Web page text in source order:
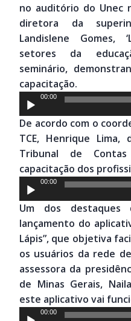
no auditório do Unec
diretora da
Landislene Gomes,
setores da
seminário,
capacitação.
Tocador
de
áudio
00:00
De acordo com o
TCE, Henrique
Tribunal de
capacitação dos
Tocador
de
áudio
00:00
Um dos
lançamento do
Lápis”, que objetiva
os usuários da rede
assessora da
de Minas Gerais,
este aplicativo vai
Tocador
00:00